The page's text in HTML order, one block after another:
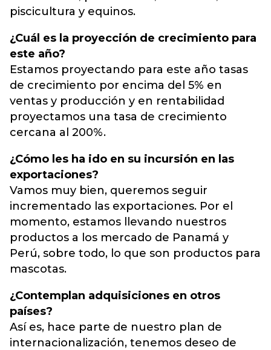
piscicultura y equinos.
¿Cuál es la proyección de crecimiento para
este año?
Estamos proyectando para este año tasas
de crecimiento por encima del 5% en
ventas y producción y en rentabilidad
proyectamos una tasa de crecimiento
cercana al 200%.
¿Cómo les ha ido en su incursión en las
exportaciones?
Vamos muy bien, queremos seguir
incrementado las exportaciones. Por el
momento, estamos llevando nuestros
productos a los mercado de Panamá y
Perú, sobre todo, lo que son productos para
mascotas.
¿Contemplan adquisiciones en otros
países?
Así es, hace parte de nuestro plan de
internacionalización, tenemos deseo de